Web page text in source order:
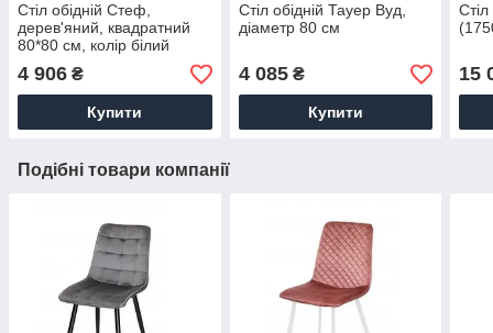
Стіл обідній Стеф,
дерев'яний, квадратний
80*80 см, колір білий
4 906 ₴
Купити
Стіл обідній Тауер Вуд,
діаметр 80 см
4 085₴
Купити
15
Подібні товари компанії